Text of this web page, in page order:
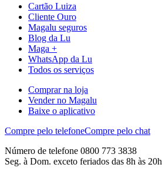
Cartão Luiza
Cliente Ouro
Magalu seguros
Blog da Lu
Maga +
WhatsApp da Lu
Todos os serviços
Comprar na loja
Vender no Magalu
Baixe o aplicativo
Compre pelo telefoneCompre pelo chat
Número de telefone 0800 773 3838
Seg. à Dom. exceto feriados das 8h às 20h